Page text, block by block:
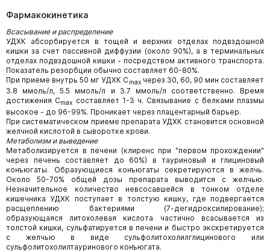
Фармакокинетика
Всасывание и распределение
УДХК абсорбируется в тощей и верхних отделах подвздошной
кишки за счет пассивной диффузии (около 90%), а в терминальных
отделах подвздошной кишки - посредством активного транспорта.
Показатель резорбции обычно составляет 60-80%.
При приеме внутрь 50 мг УДХК Сmax через 30, 60, 90 мин составляет
3.8 ммоль/л, 5.5 ммоль/л и 3.7 ммоль/л соответственно. Время
достижения Сmax составляет 1-3 ч. Связывание с белками плазмы
высокое - до 96-99%. Проникает через плацентарный барьер.
При систематическом приеме препарата УДХК становится основной
желчной кислотой в сыворотке крови.
Метаболизм и выведение
Метаболизируется в печени (клиренс при "первом прохождении"
через печень составляет до 60%) в тауриновый и глициновый
конъюгаты. Образующиеся конъюгаты секретируются в желчь.
Около 50-70% общей дозы препарата выводится с желчью.
Незначительное количество невсосавшейся в тонком отделе
кишечника УДХК поступает в толстую кишку, где подвергается
расщеплению бактериями (7-дегидроксилирование);
образующаяся литохолевая кислота частично всасывается из
толстой кишки, сульфатируется в печени и быстро экскретируется
с желчью в виде сульфолитохолилглицинового или
сульфолитохолилтауринового конъюгата.